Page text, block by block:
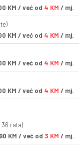
KM / već od 4 KM / mj.
KM / već od 4 KM / mj.
KM / već od 4 KM / mj.
KM / već od 4 KM / mj.
rata)
90 KM / već od 3 KM / mj.